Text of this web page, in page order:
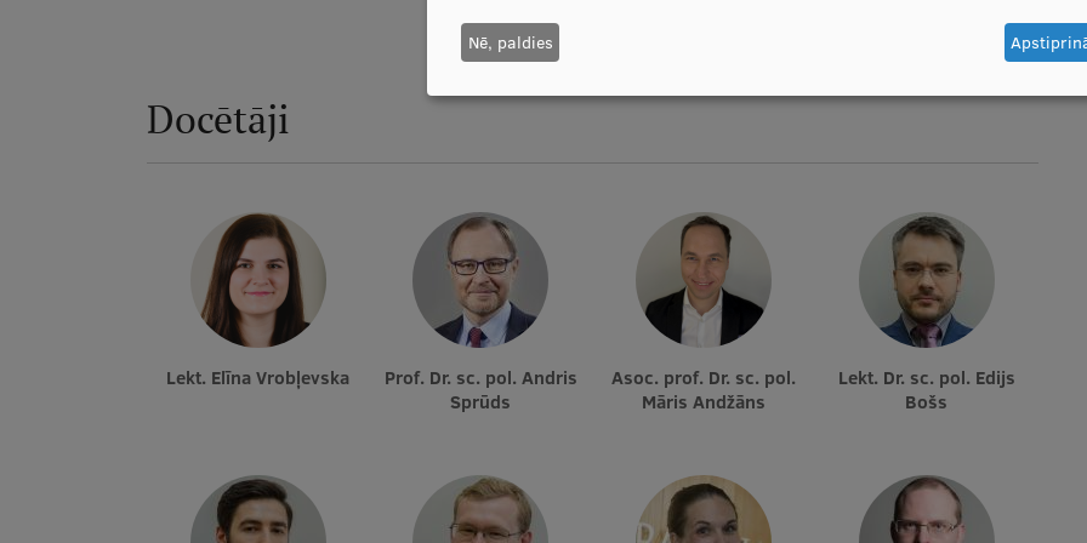
Docētāji
Lekt. Elīna Vrobļevska
Prof. Dr. sc. pol. Andris
Sprūds
Asoc. prof. Dr. sc. pol.
Māris Andžāns
Lekt. Dr. sc. pol. Edijs
Bošs
Nē, paldies